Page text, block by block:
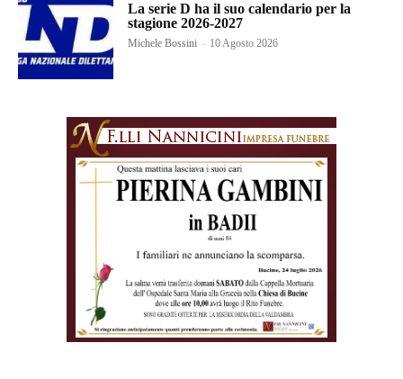
La serie D ha il suo calendario per la
stagione 2026-2027
Michele Bossini - 10 Agosto 2026